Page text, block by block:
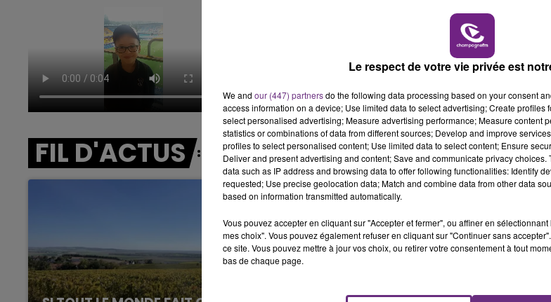
LE TICKET DE CAISSE
14h00 - 15h00
LA RADIO POP
FIL D'ACTUS
Le respect de votre vie privée est
We and our (447) partnersdo the following data processing based on your consent
access information on a device; Use limited data to select advertising; Create
select personalised advertising; Measure advertising performance; Measure content
statistics or combinations of data from different sources; Develop and improve
profiles to select personalised content; Use limited data to select content; Ensure
Deliver and present advertising and content; Save and communicate privacy
data such as IP address and browsing data to offer following functionalities: Identify
requested; Use precise geolocation data; Match and combine data from other data
based on information transmitted automatically.
Vous pouvez accepter en cliquant sur "Accepter et fermer", ou affiner en
mes choix". Vous pouvez également refuser en cliquant sur "Continuer sans
ce site. Vous pouvez mettre à jour vos choix, ou retirer votre consentement à tout
bas de chaque page.